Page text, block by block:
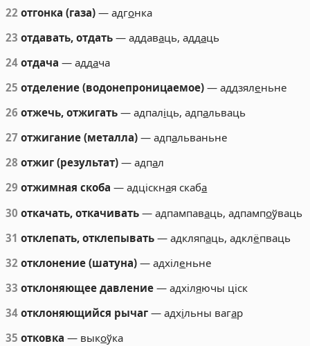
22 отгонка (газа) — адгонка
23 отдавать, отдать — аддаваць, аддаць
24 отдача — аддача
25 отделение (водонепроницаемое) — аддзяленьне
26 отжечь, отжигать — адпаліць, адпальваць
27 отжигание (металла) — адпальваньне
28 отжиг (результат) — адпал
29 отжимная скоба — адціскная скаба
30 откачать, откачивать — адпампаваць, адпампоўваць
31 отклепать, отклепывать — адкляпаць, адклёпваць
32 отклонение (шатуна) — адхіленьне
33 отклоняющее давление — адхіляючы ціск
34 отклоняющийся рычаг — адхільны вагар
35 отковка — выкоўка